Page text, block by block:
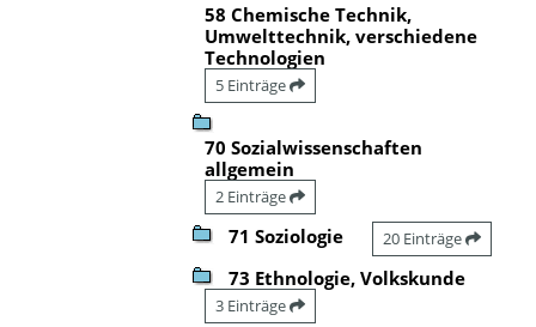
58 Chemische Technik,
Umwelttechnik, verschiedene
Technologien
5 Einträge
70 Sozialwissenschaften
allgemein
2 Einträge
71 Soziologie 20 Einträge
73 Ethnologie, Volkskunde
3 Einträge